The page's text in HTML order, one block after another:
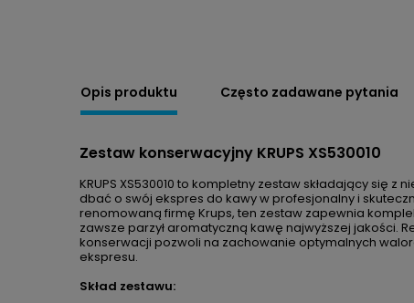
Opis produktu Często zadawane pytania
Zestaw konserwacyjny KRUPS XS530010
KRUPS XS530010 to kompletny zestaw składający się
dbać o swój ekspres do kawy w profesjonalny i
renomowaną firmę Krups, ten zestaw zapewnia
zawsze parzył aromatyczną kawę najwyższej jakości.
konserwacji pozwoli na zachowanie optymalnych
ekspresu.
Skład zestawu: